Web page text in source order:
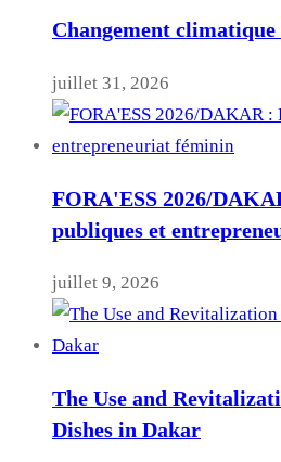
Changement climatique
juillet 31, 2026
FORA'ESS 2026/
publiques et
juillet 9, 2026
The Use and
Dishes in Dakar